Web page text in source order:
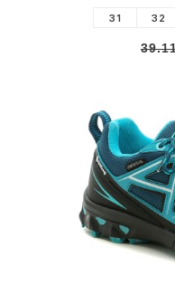
31 32